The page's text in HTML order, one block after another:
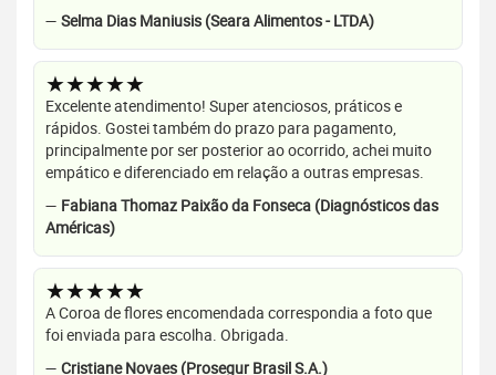
— Selma Dias Maniusis (Seara Alimentos - LTDA)
★★★★★
Excelente atendimento! Super atenciosos, práticos e
rápidos. Gostei também do prazo para pagamento,
principalmente por ser posterior ao ocorrido, achei muito
empático e diferenciado em relação a outras empresas.
— Fabiana Thomaz Paixão da Fonseca (Diagnósticos das
Américas)
★★★★★
A Coroa de flores encomendada correspondia a foto que
foi enviada para escolha. Obrigada.
— Cristiane Novaes (Prosegur Brasil S.A.)